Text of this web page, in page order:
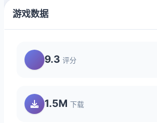
游戏数据
9.3 评分
1.5M 下载